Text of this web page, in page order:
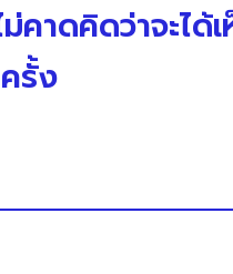
คาดคิดว่าจะไ
รั้ง